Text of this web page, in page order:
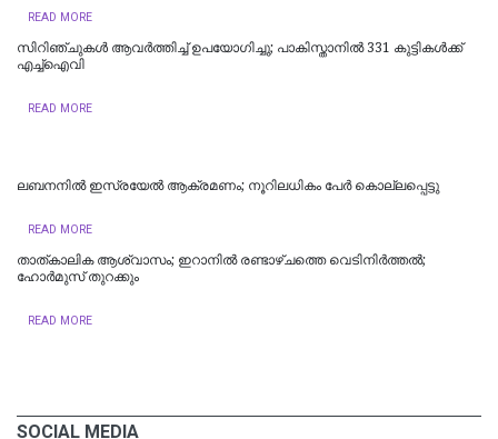
READ MORE
സിറിഞ്ചുകൾ ആവർത്തിച്ച് ഉപയോഗിച്ചു; പാകിസ്താനിൽ 331 കുട്ടികൾക്ക്
എച്ച്‌ഐവി
READ MORE
ലബനനിൽ ഇസ്രയേൽ ആക്രമണം; നൂറിലധികം പേർ കൊല്ലപ്പെട്ടു
READ MORE
താത്കാലിക ആശ്വാസം; ഇറാനിൽ രണ്ടാഴ്ചത്തെ വെടിനിർത്തൽ;
ഹോര്‍മുസ് തുറക്കും
READ MORE
SOCIAL MEDIA